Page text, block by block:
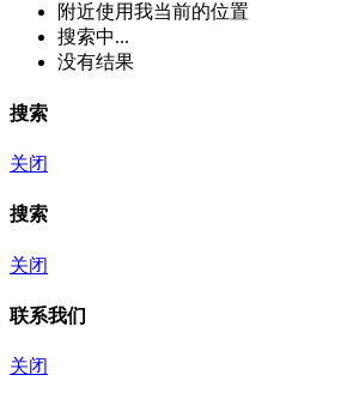
附近使用我当前的位置
搜索中...
没有结果
搜索
关闭
搜索
关闭
联系我们
关闭